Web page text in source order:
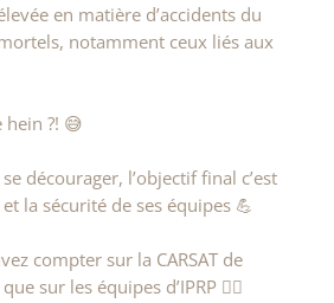
en matière d’accidents du
notamment ceux liés aux
?! 😅
décourager, l’objectif final c’est
la sécurité de ses équipes 💪
compter sur la CARSAT de
sur les équipes d’IPRP 👷‍♀️